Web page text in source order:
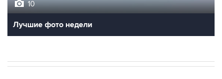
10
Лучшие фото недели